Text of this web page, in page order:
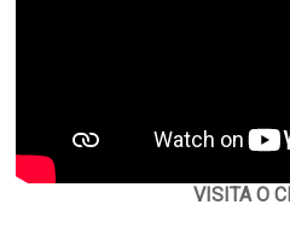
VISITA O